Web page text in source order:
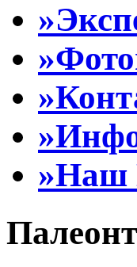
»Наш